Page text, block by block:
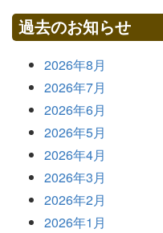
過去のお知らせ
2026年8月
2026年7月
2026年6月
2026年5月
2026年4月
2026年3月
2026年2月
2026年1月